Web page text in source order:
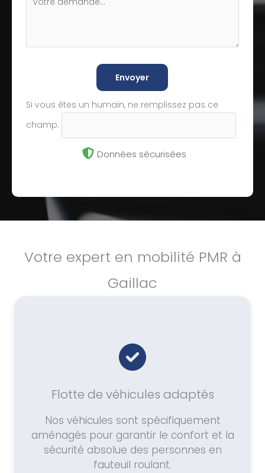
Envoyer
Si vous êtes un humain, ne remplissez pas ce
champ.
Données sécurisées
Votre expert en mobilité PMR à
Gaillac
Flotte de véhicules adaptés
Nos véhicules sont spécifiquement
aménagés pour garantir le confort et la
sécurité absolue des personnes en
fauteuil roulant.